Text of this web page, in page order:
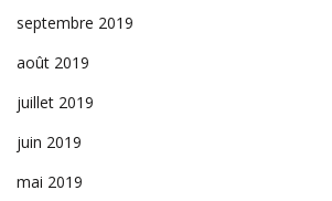
septembre 2019
août 2019
juillet 2019
juin 2019
mai 2019